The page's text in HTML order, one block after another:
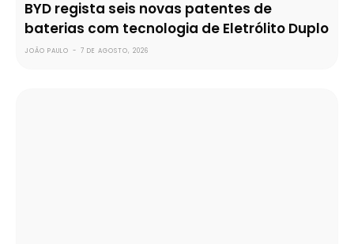
BYD regista seis novas patentes de
baterias com tecnologia de Eletrólito Duplo
JOÃO PAULO - 7 DE AGOSTO, 2026